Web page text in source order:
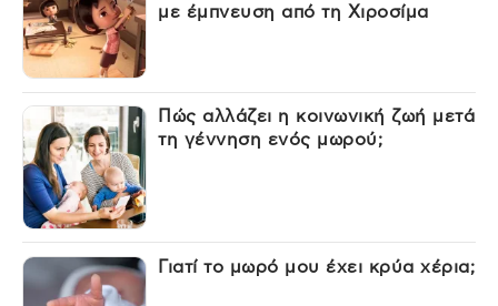
με έμπνευση από τη Χιροσίμα
Πώς αλλάζει η κοινωνική ζωή μετά
τη γέννηση ενός μωρού;
Γιατί το μωρό μου έχει κρύα χέρια;